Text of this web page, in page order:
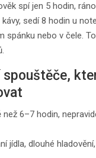
spí jen 5 hodin,
kávy, sedí 8 hodin u
spánku nebo v čele.
než 6–7 hodin,
jídla, dlouhé